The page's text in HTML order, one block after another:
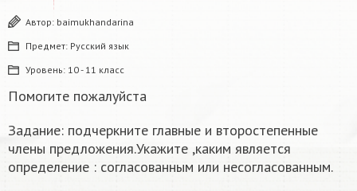
Автор: baimukhandarina
Предмет: Русский язык
Уровень: 10 - 11 класс
Помогите пожалуйста
Задание: подчеркните главные и второстепенные
члены предложения.Укажите ,каким является
определение : согласованным или несогласованным.